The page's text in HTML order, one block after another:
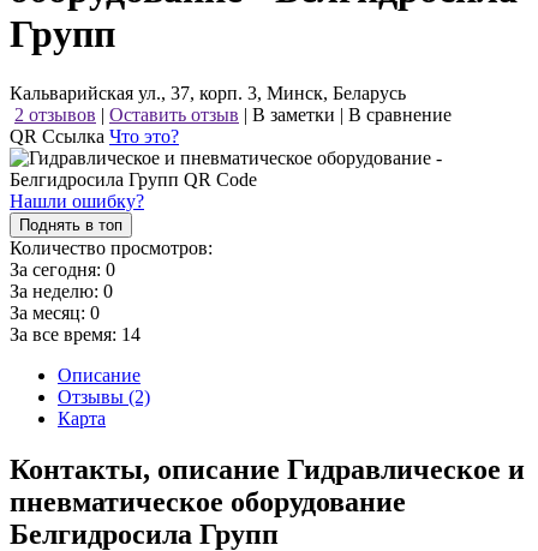
Групп
Кальварийская ул., 37, корп. 3, Минск, Беларусь
2 отзывов | Оставить отзыв | В заметки | В сравнение
QR Ссылка Что это?
Нашли ошибку?
Поднять в топ
Количество просмотров:
За сегодня: 0
За неделю: 0
За месяц: 0
За все время: 14
Описание
Отзывы (2)
Карта
Контакты, описание Гидравлическое и
пневматическое оборудование
Белгидросила Групп